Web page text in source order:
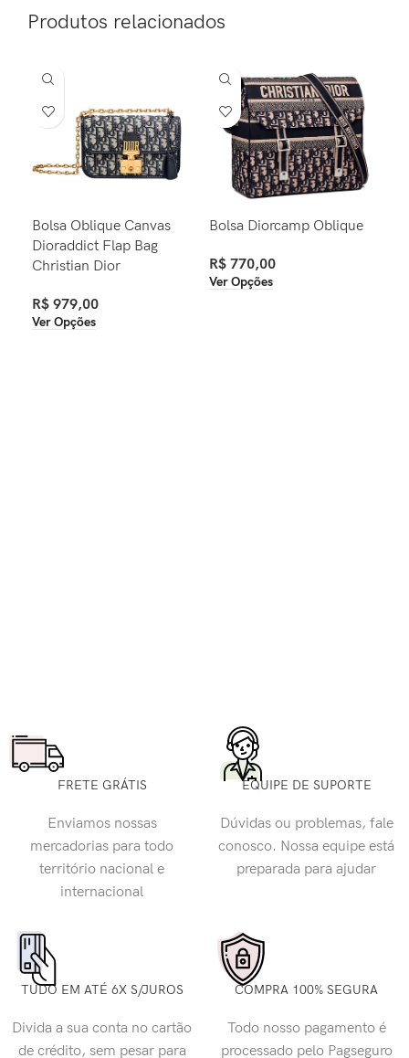
Produtos relacionados
Bolsa Oblique Canvas
Dioraddict Flap Bag
Christian Dior
R$ 979,00
Ver Opções
Bolsa Diorcamp Oblique
R$ 770,00
Ver Opções
FRETE GRÁTIS
Enviamos nossas
mercadorias para todo
território nacional e
internacional
EQUIPE DE SUPORTE
Dúvidas ou problemas, fale
conosco. Nossa equipe está
preparada para ajudar
TUDO EM ATÉ 6X S/JUROS
Divida a sua conta no cartão
de crédito, sem pesar para
COMPRA 100% SEGURA
Todo nosso pagamento é
processado pelo Pagseguro